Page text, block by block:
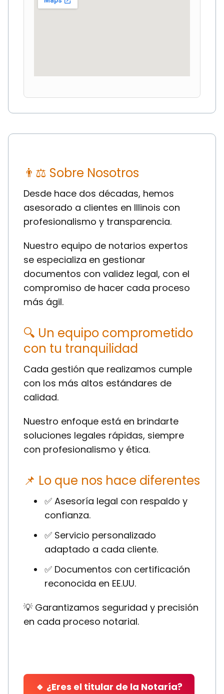
👨⚖ Sobre Nosotros
Desde hace dos décadas, hemos
asesorado a clientes en Illinois con
profesionalismo y transparencia.
Nuestro equipo de notarios expertos
se especializa en gestionar
documentos con validez legal, con el
compromiso de hacer cada proceso
más ágil.
🔍 Un equipo comprometido
con tu tranquilidad
Cada gestión que realizamos cumple
con los más altos estándares de
calidad.
Nuestro enfoque está en brindarte
soluciones legales rápidas, siempre
con profesionalismo y ética.
📌 Lo que nos hace diferentes
✅ Asesoría legal con respaldo y
confianza.
✅ Servicio personalizado
adaptado a cada cliente.
✅ Documentos con certificación
reconocida en EE.UU.
💡 Garantizamos seguridad y precisión
en cada proceso notarial.
🔹 ¿Eres el titular de la Notaría?